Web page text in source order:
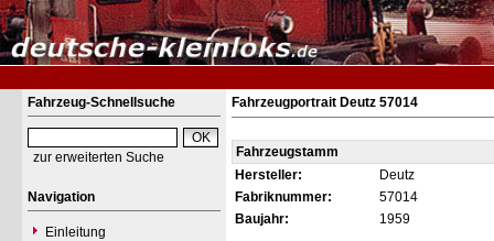
Fahrzeug-Schnellsuche
zur erweiterten Suche
Navigation
Einleitung
Fahrzeugportrait Deutz 57014
Fahrzeugstamm
Hersteller:
Deutz
Fabriknummer:
57014
Baujahr:
1959